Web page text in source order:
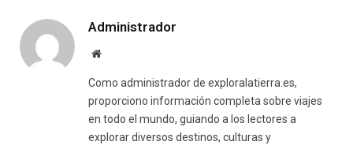
Administrador
Website
Como administrador de exploralatierra.es,
proporciono información completa sobre viajes
en todo el mundo, guiando a los lectores a
explorar diversos destinos, culturas y